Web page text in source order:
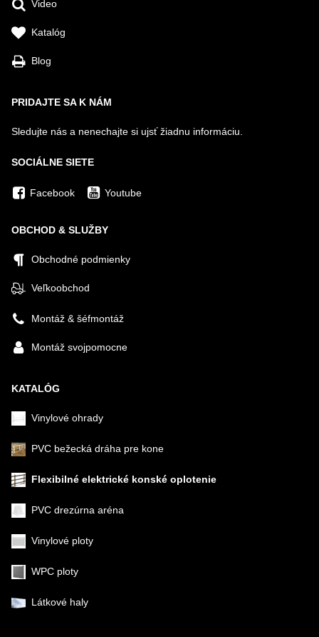
Video
Katalóg
Blog
PRIDAJTE SA K NÁM
Sledujte nás a nenechajte si ujsť žiadnu informáciu.
SOCIÁLNE SIETE
Facebook Youtube
OBCHOD & SLUŽBY
Obchodné podmienky
Veľkoobchod
Montáž & šéfmontáž
Montáž svojpomocne
KATALÓG
Vinylové ohrady
PVC bežecká dráha pre kone
Flexibilné elektrické konské oplotenie
PVC drezúrna aréna
Vinylové ploty
WPC ploty
Látkové haly